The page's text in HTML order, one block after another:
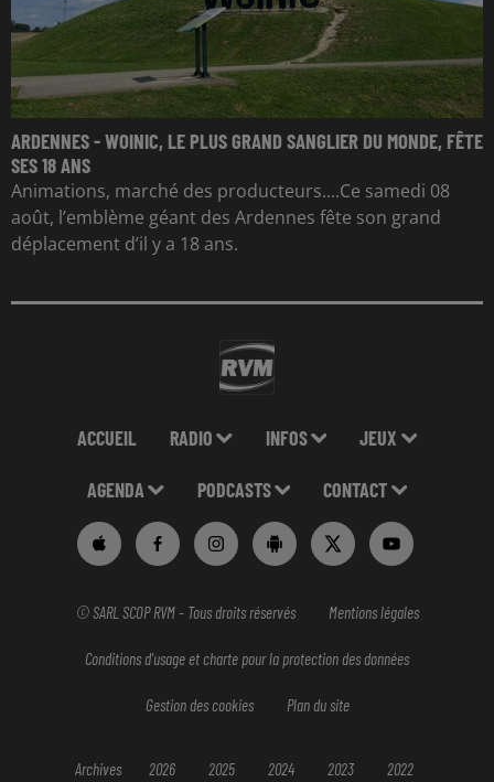
ARDENNES - WOINIC, LE PLUS GRAND SANGLIER DU MONDE, FÊTE
SES 18 ANS
Animations, marché des producteurs....Ce samedi 08
août, l’emblème géant des Ardennes fête son grand
déplacement d’il y a 18 ans.
ACCUEIL RADIO INFOS JEUX
AGENDA PODCASTS CONTACT
© SARL SCOP RVM - Tous droits réservés Mentions légales
Conditions d'usage et charte pour la protection des données
Gestion des cookies Plan du site
Archives 2026 2025 2024 2023 2022